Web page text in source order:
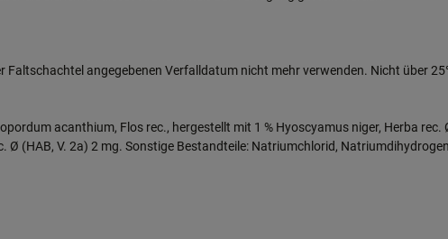
Inhalte anzuzeigen und unser Partnerprogramm zu
mit deren Hilfe wir unsere Website weiter für Sie optimieren können,
auch die Werbung auf Drittseiten möglichst relevant für Sie zu
angegebenen Verfalldatum nicht mehr verwenden. Nicht über
acanthium, Flos rec., hergestellt mit 1 % Hyoscyamus niger, Herba
Ø (HAB, V. 2a) 2 mg. Sonstige Bestandteile: Natriumchlorid,